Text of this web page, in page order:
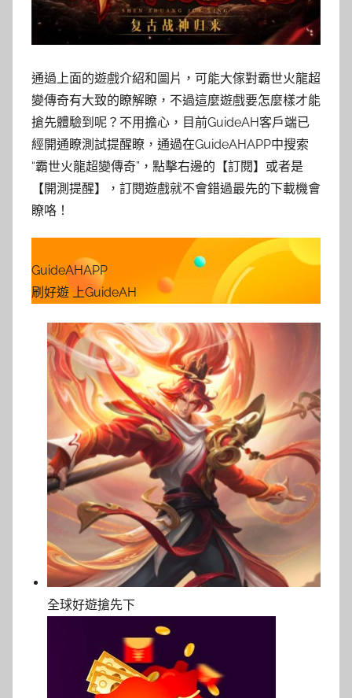
通過上面的遊戲介紹和圖片，可能大傢對霸世火龍超
變傳奇有大致的瞭解瞭，不過這麼遊戲要怎麼樣才能
搶先體驗到呢？不用擔心，目前GuideAH客戶端已
經開通瞭測試提醒瞭，通過在GuideAHAPP中搜索
“霸世火龍超變傳奇”，點擊右邊的【訂閱】或者是
【開測提醒】，訂閱遊戲就不會錯過最先的下載機會
瞭咯！
GuideAHAPP
刷好遊 上GuideAH
全球好遊搶先下